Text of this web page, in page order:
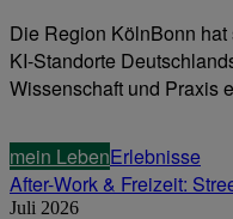
Die Region KölnBonn
KI-Standorte
Wissenschaft und Praxis
mein LebenErlebnisse
After-Work & Freizeit:
Juli 2026